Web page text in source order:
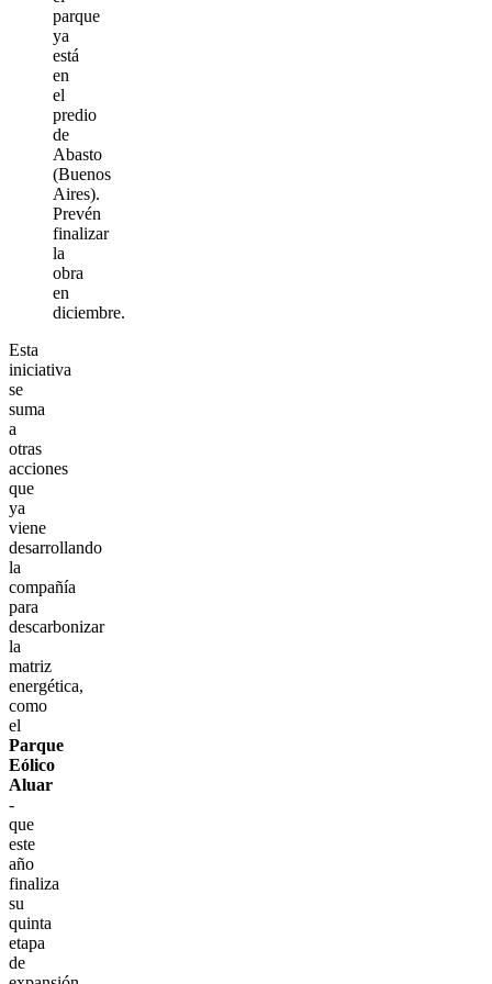
parque
ya
está
en
el
predio
de
Abasto
(Buenos
Aires).
Prevén
finalizar
la
obra
en
diciembre.
Esta
iniciativa
se
suma
a
otras
acciones
que
ya
viene
desarrollando
la
compañía
para
descarbonizar
la
matriz
energética,
como
el
Parque
Eólico
Aluar
-
que
este
año
finaliza
su
quinta
etapa
de